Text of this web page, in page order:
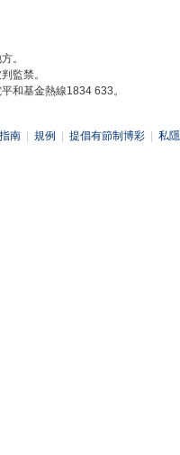
。
監禁。
和基金熱線1834 633。
南 規例 提倡有節制博彩 私